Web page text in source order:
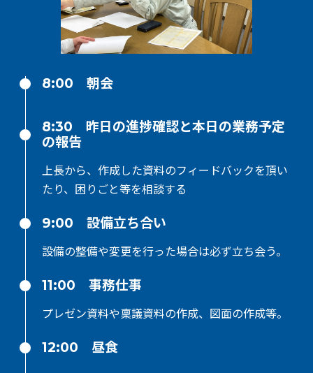
8:00 朝会
8:30 昨日の進捗確認と本日の業務予定
の報告
上長から、作成した資料のフィードバックを頂い
たり、困りごと等を相談する
9:00 設備立ち合い
設備の整備や変更を行った場合は必ず立ち会う。
11:00 事務仕事
プレゼン資料や稟議資料の作成、図面の作成等。
12:00 昼食